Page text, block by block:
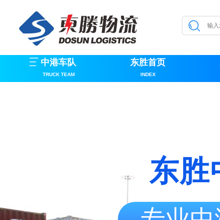
中港车队
TRUCK TEAM
东胜首页
INDEX
东胜